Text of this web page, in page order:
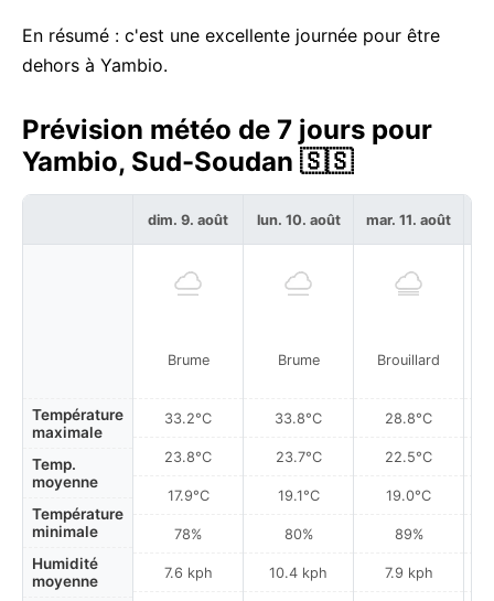
En résumé : c'est une excellente journée pour être
dehors à Yambio.
Prévision météo de 7 jours pour
Yambio, Sud-Soudan 🇸🇸
Température
maximale
Temp.
moyenne
Température
minimale
Humidité
moyenne
dim. 9. août
Brume
33.2°C
23.8°C
17.9°C
78%
7.6 kph
lun. 10. août
Brume
33.8°C
23.7°C
19.1°C
80%
10.4 kph
mar. 11. août
Brouillard
28.8°C
22.5°C
19.0°C
89%
7.9 kph